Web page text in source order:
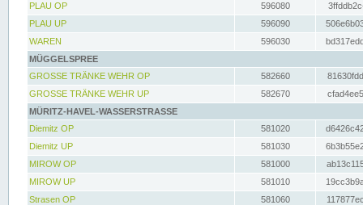
PLAU OP
596080
PLAU UP
596090
WAREN
596030
MÜGGELSPREE
GROSSE TRÄNKE WEHR OP
582660
GROSSE TRÄNKE WEHR UP
582670
MÜRITZ-HAVEL-WASSERSTRASSE
Diemitz OP
581020
Diemitz UP
581030
MIROW OP
581000
MIROW UP
581010
Strasen OP
581060